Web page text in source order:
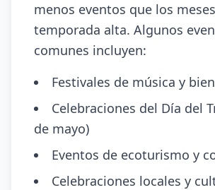
menos eventos que los
temporada alta. Algunos
comunes incluyen:
Festivales de música y
Celebraciones del Día del
de mayo)
Eventos de ecoturismo y
Celebraciones locales y